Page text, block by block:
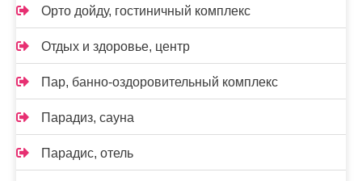
Орто дойду, гостиничный комплекс
Отдых и здоровье, центр
Пар, банно-оздоровительный комплекс
Парадиз, сауна
Парадис, отель